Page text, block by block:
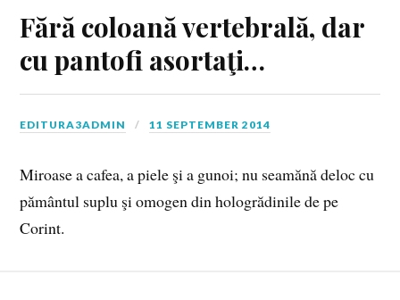
Fără coloană vertebrală, dar
cu pantofi asortaţi…
EDITURA3ADMIN 11 SEPTEMBER 2014
Miroase a cafea, a piele şi a gunoi; nu seamănă deloc cu
pământul suplu şi omogen din hologrădinile de pe
Corint.